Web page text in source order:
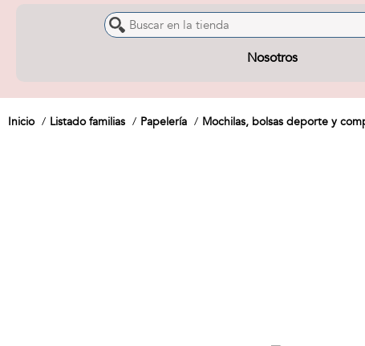
Nosotros
Inicio Listado familias Papelería Mochilas, bolsas deporte y